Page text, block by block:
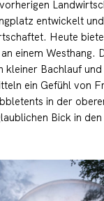
entwickelt
Heute
einem Westhang.
kleiner Bachlauf
ein Gefühl von
in der
Bick in